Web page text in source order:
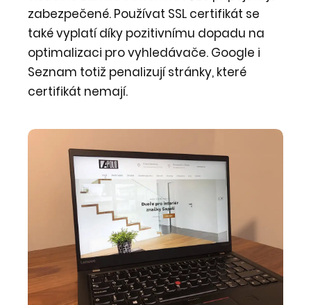
zabezpečené. Používat SSL certifikát se
také vyplatí díky pozitivnímu dopadu na
optimalizaci pro vyhledávače. Google i
Seznam totiž penalizují stránky, které
certifikát nemají.